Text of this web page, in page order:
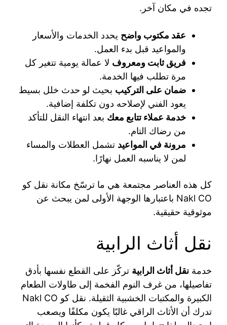
تجده في مكان آخر.
عقد مكتوب واضح يحدد الخدمات والأسعار
والمواعيد قبل بدء العمل.
فريق ثابت ومعروف لا عمالة يومية تتغير كل
مرة تطلب فيها الخدمة.
ضمان على التركيب بحيث لو حدث خلل بسيط
يعود الفني لإصلاحه دون تكلفة إضافية.
خدمة عملاء تتابع معك بعد انتهاء النقل للتأكد
من رضاك التام.
مرونة في المواعيد تشمل العطلات والمساء
لمن لا يناسبه العمل نهارًا.
كل هذه العناصر مجتمعة هي ما ترسّخ مكانة نقل كو
Nakl CO باعتبارها الوجهة الأولى لمن يبحث عن
موثوقية حقيقية.
نقل أثاث الرابية
خدمة نقل أثاث الرابية تركّز على القطع نفسها بأدق
تفاصيلها، من غرف النوم الفخمة إلى طاولات الطعام
الكبيرة والمكتبات الخشبية الثقيلة. نقل كو Nakl CO
تدرك أن الأثاث الراقي غالبًا يكون مكلفًا ويصعب